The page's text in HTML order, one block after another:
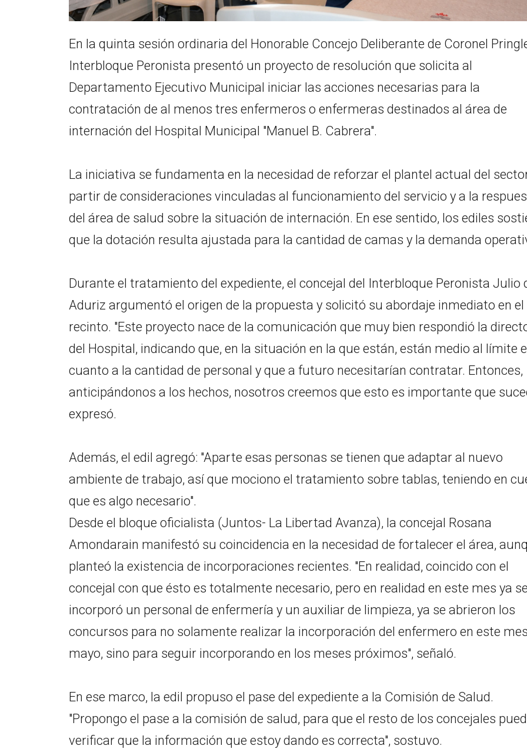
En la quinta sesión ordinaria del Honorable Concejo Deliberante de Coronel
Interbloque Peronista presentó un proyecto de resolución que solicita al
Departamento Ejecutivo Municipal iniciar las acciones necesarias para la
contratación de al menos tres enfermeros o enfermeras destinados al área de
internación del Hospital Municipal "Manuel B. Cabrera".
La iniciativa se fundamenta en la necesidad de reforzar el plantel actual del
partir de consideraciones vinculadas al funcionamiento del servicio y a la
del área de salud sobre la situación de internación. En ese sentido, los ediles
que la dotación resulta ajustada para la cantidad de camas y la demanda
Durante el tratamiento del expediente, el concejal del Interbloque Peronista Julio
Aduriz argumentó el origen de la propuesta y solicitó su abordaje inmediato en el
recinto. "Este proyecto nace de la comunicación que muy bien respondió la
del Hospital, indicando que, en la situación en la que están, están medio al límite
cuanto a la cantidad de personal y que a futuro necesitarían contratar. Entonces,
anticipándonos a los hechos, nosotros creemos que esto es importante que
expresó.
Además, el edil agregó: "Aparte esas personas se tienen que adaptar al nuevo
ambiente de trabajo, así que mociono el tratamiento sobre tablas, teniendo en
que es algo necesario".
Desde el bloque oficialista (Juntos- La Libertad Avanza), la concejal Rosana
Amondarain manifestó su coincidencia en la necesidad de fortalecer el área,
planteó la existencia de incorporaciones recientes. "En realidad, coincido con el
concejal con que ésto es totalmente necesario, pero en realidad en este mes ya
incorporó un personal de enfermería y un auxiliar de limpieza, ya se abrieron los
concursos para no solamente realizar la incorporación del enfermero en este
mayo, sino para seguir incorporando en los meses próximos", señaló.
En ese marco, la edil propuso el pase del expediente a la Comisión de Salud.
"Propongo el pase a la comisión de salud, para que el resto de los concejales
verificar que la información que estoy dando es correcta", sostuvo.